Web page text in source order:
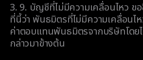
3. 9. บัญชีที่ไม่มีความเคลื่อนไหว ขอ
ที่นี้ว่า พันธมิตรที่ไม่มีความเคลื่อนไ
ค่าตอบแทนพันธมิตรจากบริษัทโดย
กล่าวมาข้างต้น